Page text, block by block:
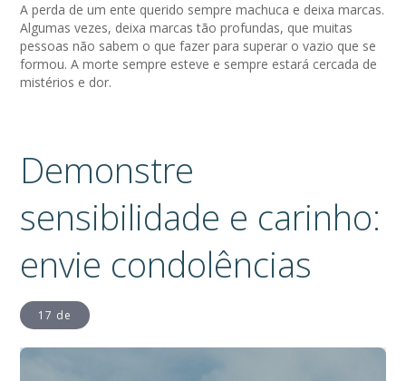
A perda de um ente querido sempre machuca e deixa marcas.
Algumas vezes, deixa marcas tão profundas, que muitas
pessoas não sabem o que fazer para superar o vazio que se
formou. A morte sempre esteve e sempre estará cercada de
mistérios e dor.
Demonstre
sensibilidade e carinho:
envie condolências
17 de